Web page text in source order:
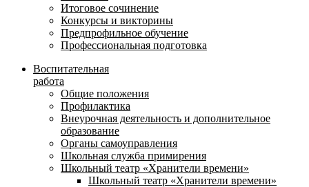
Итоговое сочинение
Конкурсы и викторины
Предпрофильное обучение
Профессиональная подготовка
Воспитательная
работа
Общие положения
Профилактика
Внеурочная деятельность и дополнительное
образование
Органы самоуправления
Школьная служба примирения
Школьный театр «Хранители времени»
Школьный театр «Хранители времени»